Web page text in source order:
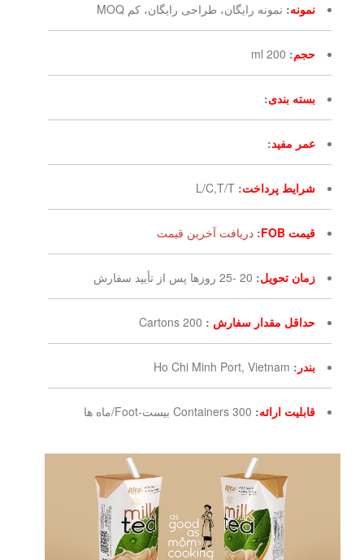
نمونه: نمونه رایگان، طراحی رایگان، کم MOQ
حجم:
200 ml
بسته بندی:
عمر مفید:
شرایط پرداخت:
L/C,T/T
قیمت FOB : دریافت آخرین قیمت
زمان تحویل: 20 -25 روزها پس از تأیید سفارش
حداقل مقدار سفارش :
200 Cartons
بندر :
Ho Chi Minh Port, Vietnam
قابلیت ارائه: 300 Containers بیست-Foot/ماه ها